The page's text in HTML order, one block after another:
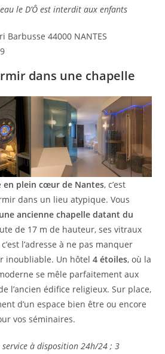
le D’Ô est interdit aux enfants
Barbusse 44000 NANTES
dans une chapelle
en plein cœur de Nantes, c’est
dans un lieu atypique. Vous
ancienne chapelle datant du
de 17 m de hauteur, ses vitraux
l’adresse à ne pas manquer
inoubliable. Un hôtel4 étoiles, où la
se mêle parfaitement aux
l’ancien édifice religieux. Sur place,
d’un espace bien être ou encore
vos séminaires.
service à disposition 24h/24 ; 3